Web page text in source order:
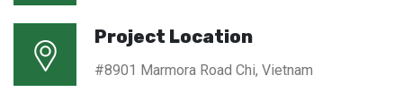
Project Location
#8901 Marmora Road Chi, Vietnam